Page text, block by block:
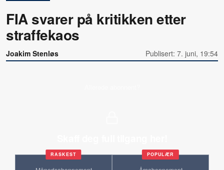
FIA svarer på kritikken etter
straffekaos
Joakim Stenløs Publisert: 7. juni, 19:54
RASKEST POPULÆR